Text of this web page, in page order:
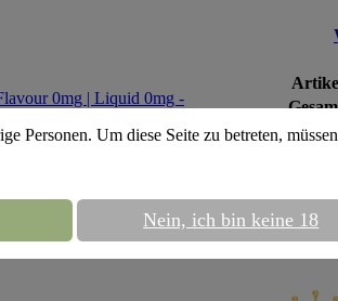
Cherry Cola - nikotin 0mg
Personen. Um diese Seite zu betreten,
Nein, ich bin keine 18